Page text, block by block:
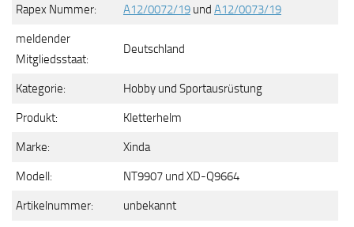
Rapex Nummer: A12/0072/19 und A12/0073/19
meldender
Mitgliedsstaat:
Deutschland
Kategorie: Hobby und Sportausrüstung
Produkt: Kletterhelm
Marke: Xinda
Modell: NT9907 und XD-Q9664
Artikelnummer: unbekannt